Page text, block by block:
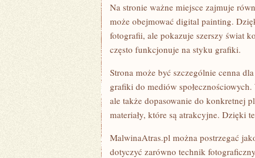
Na stronie ważne miejsce zajmuje
może obejmować digital painting.
fotografii, ale pokazuje szerszy świat
często funkcjonuje na styku grafiki.
Strona może być szczególnie cenna
grafiki do mediów
ale także dopasowanie do konkretnej
materiały, które są atrakcyjne. Dzięki
MalwinaAtras.pl można postrzegać
dotyczyć zarówno technik